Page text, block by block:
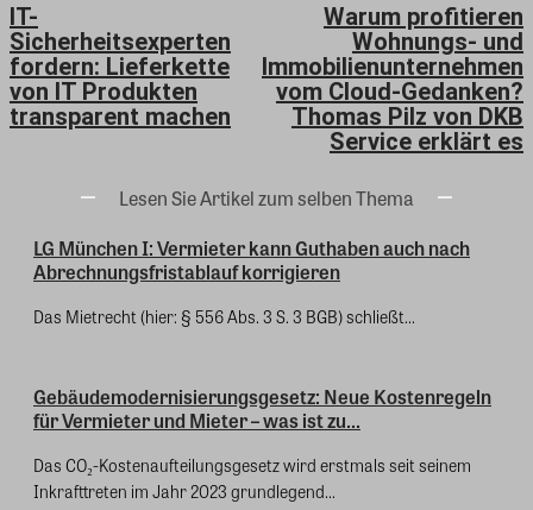
IT-
Sicherheitsexperten
fordern: Lieferkette
von IT Produkten
transparent machen
Warum profitieren
Wohnungs- und
Immobilienunternehmen
vom Cloud-Gedanken?
Thomas Pilz von DKB
Service erklärt es
Lesen Sie Artikel zum selben Thema
LG München I: Vermieter kann Guthaben auch nach
Abrechnungsfristablauf korrigieren
Das Mietrecht (hier: § 556 Abs. 3 S. 3 BGB) schließt...
Gebäudemodernisierungsgesetz: Neue Kostenregeln
für Vermieter und Mieter – was ist zu...
Das CO₂-Kostenaufteilungsgesetz wird erstmals seit seinem
Inkrafttreten im Jahr 2023 grundlegend...